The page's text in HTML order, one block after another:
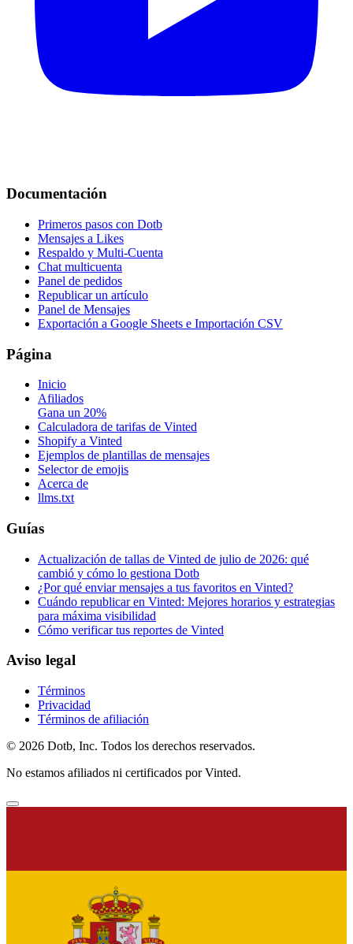
Documentación
Primeros pasos con Dotb
Mensajes a Likes
Respaldo y Multi-Cuenta
Chat multicuenta
Panel de pedidos
Republicar un artículo
Panel de Mensajes
Exportación a Google Sheets e Importación CSV
Página
Inicio
Afiliados
Gana un 20%
Calculadora de tarifas de Vinted
Shopify a Vinted
Ejemplos de plantillas de mensajes
Selector de emojis
Acerca de
llms.txt
Guías
Actualización de tallas de Vinted de julio de 2026: qué
cambió y cómo lo gestiona Dotb
¿Por qué enviar mensajes a tus favoritos en Vinted?
Cuándo republicar en Vinted: Mejores horarios y estrategias
para máxima visibilidad
Cómo verificar tus reportes de Vinted
Aviso legal
Términos
Privacidad
Términos de afiliación
© 2026 Dotb, Inc. Todos los derechos reservados.
No estamos afiliados ni certificados por Vinted.